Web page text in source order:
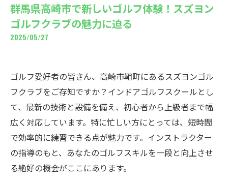
群馬県高崎市で新しいゴルフ体験！スズヨン
ゴルフクラブの魅力に迫る
2025/05/27
ゴルフ愛好者の皆さん、高崎市鞘町にあるスズヨンゴル
フクラブをご存知ですか？インドアゴルフスクールとし
て、最新の技術と設備を備え、初心者から上級者まで幅
広く対応しています。特に忙しい方にとっては、短時間
で効率的に練習できる点が魅力です。インストラクター
の指導のもと、あなたのゴルフスキルを一段と向上させ
る絶好の機会がここにあります。